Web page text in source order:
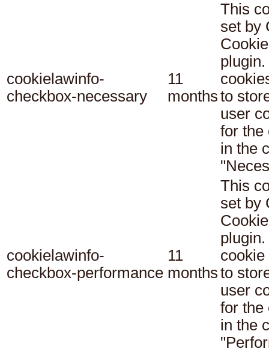
cookielawinfo-
checkbox-necessary
11
months
This
set by
to
user
for the
in the
cookielawinfo-
checkbox-performance
11
months
This
set by
cookie
to
user
for the
in the